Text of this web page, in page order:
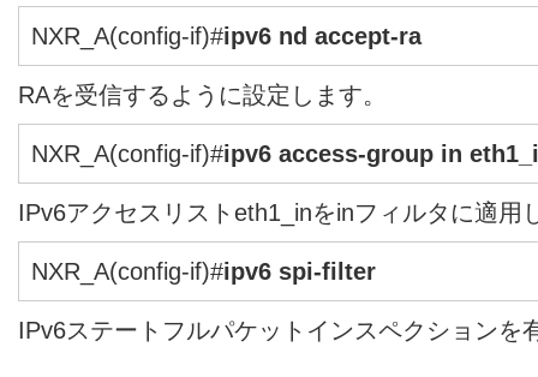
NXR_A(config-if)#ipv6 nd accept-ra
RAを受信するように設定します。
NXR_A(config-if)#ipv6 access-group in
IPv6アクセスリストeth1_inをinフィルタに適用
NXR_A(config-if)#ipv6 spi-filter
IPv6ステートフルパケットインスペクションを